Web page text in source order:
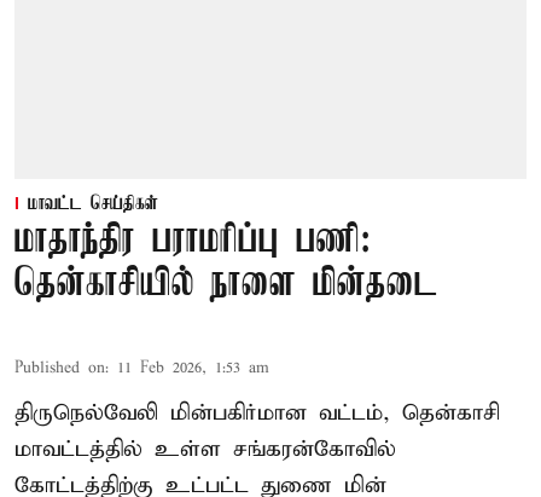
மாவட்ட செய்திகள்
மாதாந்திர பராமரிப்பு பணி:
தென்காசியில் நாளை மின்தடை
Published on: 11 Feb 2026, 1:53 am
திருநெல்வேலி மின்பகிர்மான வட்டம், தென்காசி
மாவட்டத்தில் உள்ள சங்கரன்கோவில்
கோட்டத்திற்கு உட்பட்ட துணை மின்